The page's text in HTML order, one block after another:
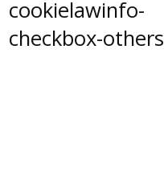
cookielawinfo-
checkbox-others